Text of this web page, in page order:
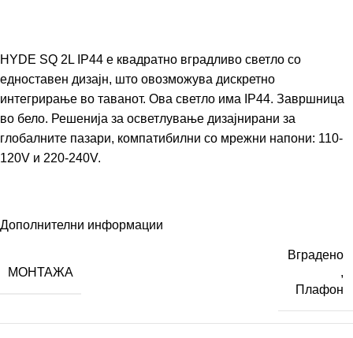
HYDE SQ 2L IP44 е квадратно вградливо светло со
едноставен дизајн, што овозможува дискретно
интегрирање во таванот. Ова светло има IP44. Завршница
во бело. Решенија за осветлување дизајнирани за
глобалните пазари, компатибилни со мрежни напони: 110-
120V и 220-240V.
Дополнителни информации
МОНТАЖА
Вградено
,
Плафон